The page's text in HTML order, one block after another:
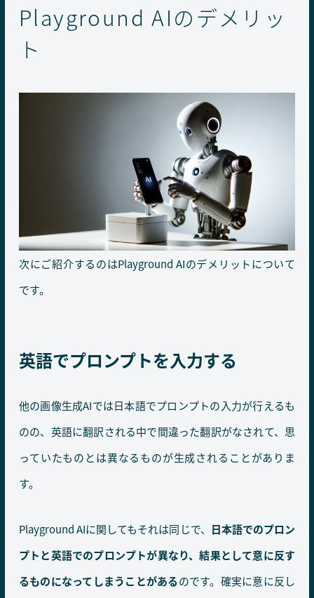
Playground AIのデメリッ
ト
次にご紹介するのはPlayground AIのデメリットについて
です。
英語でプロンプトを入力する
他の画像生成AIでは日本語でプロンプトの入力が行えるも
のの、英語に翻訳される中で間違った翻訳がなされて、思
っていたものとは異なるものが生成されることがありま
す。
Playground AIに関してもそれは同じで、
日本語でのプロン
プトと英語でのプロンプトが異なり、結果として意に反す
るものになってしまうことがあるのです。確実に意に反し